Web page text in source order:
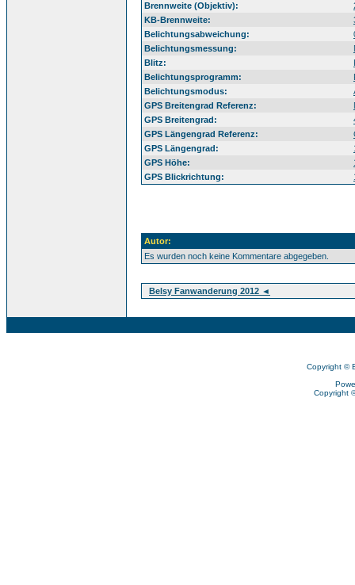
Brennweite (Objektiv):
KB-Brennweite:
Belichtungsabweichung:
Belichtungsmessung:
Blitz:
Belichtungsprogramm:
Belichtungsmodus:
GPS Breitengrad Referenz:
GPS Breitengrad:
GPS Längengrad Referenz:
GPS Längengrad:
GPS Höhe:
GPS Blickrichtung:
Autor:
Es wurden noch keine Kommentare abgegeben.
Belsy Fanwanderung 2012 ◄
Copyright ©
Copyright